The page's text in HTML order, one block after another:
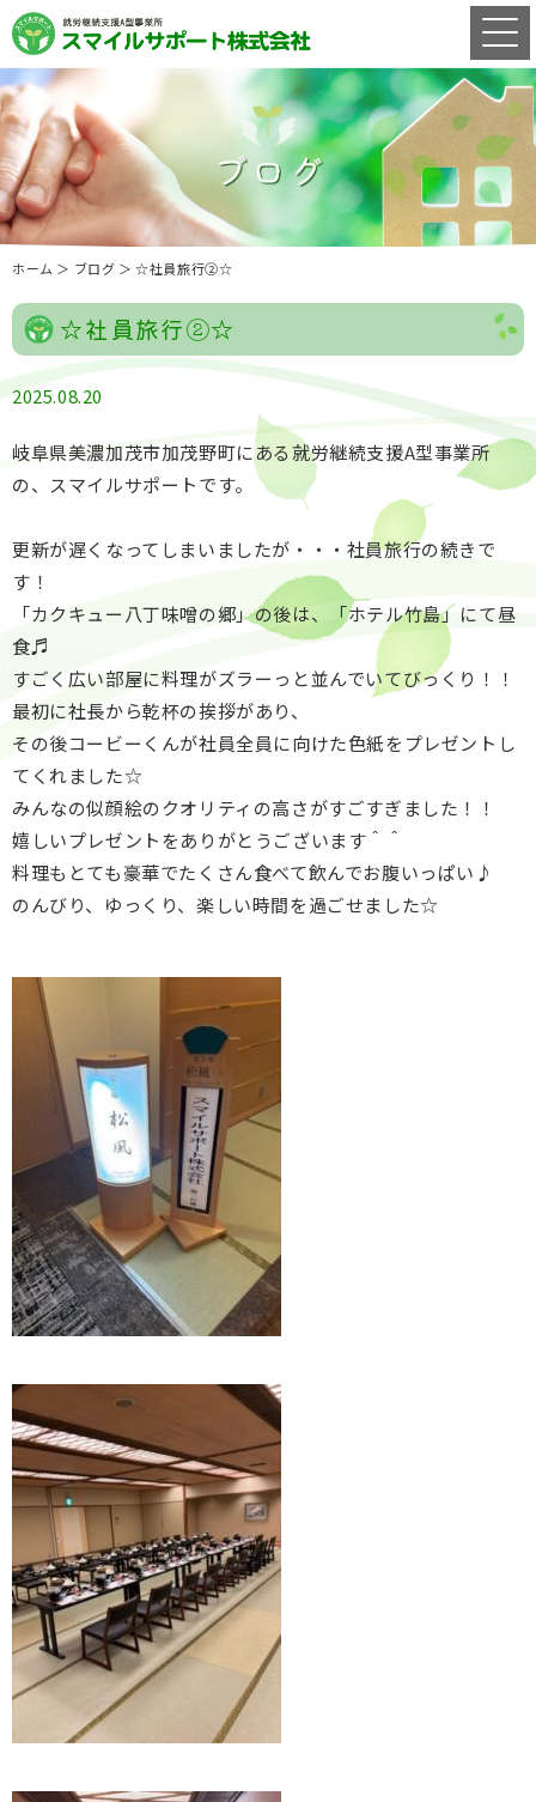
ホーム ＞ ブログ ＞ ☆社員旅行②☆
☆社員旅行②☆
2025.08.20
岐阜県美濃加茂市加茂野町にある就労継続支援A型事業所
の、スマイルサポートです。
更新が遅くなってしまいましたが・・・社員旅行の続きで
す！
「カクキュー八丁味噌の郷」の後は、「ホテル竹島」にて昼
食♬
すごく広い部屋に料理がズラーっと並んでいてびっくり！！
最初に社長から乾杯の挨拶があり、
その後コービーくんが社員全員に向けた色紙をプレゼントし
てくれました☆
みんなの似顔絵のクオリティの高さがすごすぎました！！
嬉しいプレゼントをありがとうございます＾＾
料理もとても豪華でたくさん食べて飲んでお腹いっぱい♪
のんびり、ゆっくり、楽しい時間を過ごせました☆